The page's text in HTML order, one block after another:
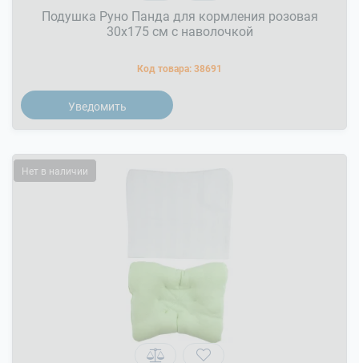
Подушка Руно Панда для кормления розовая
30x175 см с наволочкой
Код товара: 38691
Уведомить
Нет в наличии